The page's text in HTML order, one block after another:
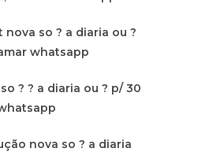
so ? a diaria ou ?
whatsapp
? ? a diaria ou ? p/ 30
nova so ? a diaria